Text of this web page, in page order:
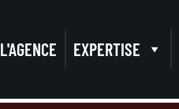
L'AGENCE EXPERTISE